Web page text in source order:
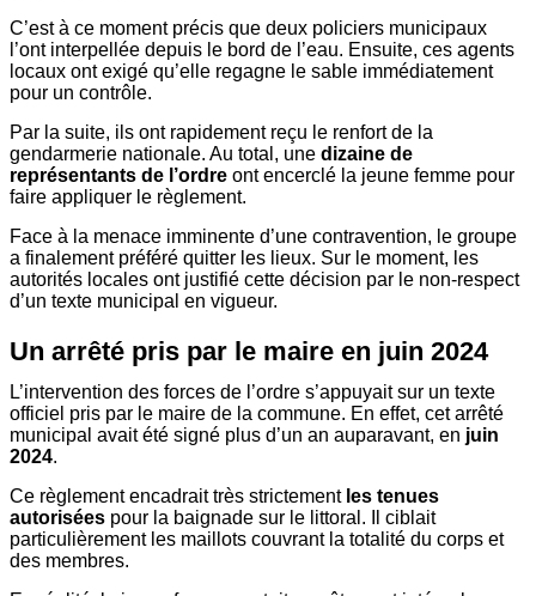
C’est à ce moment précis que deux policiers municipaux
l’ont interpellée depuis le bord de l’eau. Ensuite, ces agents
locaux ont exigé qu’elle regagne le sable immédiatement
pour un contrôle.
Par la suite, ils ont rapidement reçu le renfort de la
gendarmerie nationale. Au total, une dizaine de
représentants de l’ordre ont encerclé la jeune femme pour
faire appliquer le règlement.
Face à la menace imminente d’une contravention, le groupe
a finalement préféré quitter les lieux. Sur le moment, les
autorités locales ont justifié cette décision par le non-respect
d’un texte municipal en vigueur.
Un arrêté pris par le maire en juin 2024
L’intervention des forces de l’ordre s’appuyait sur un texte
officiel pris par le maire de la commune. En effet, cet arrêté
municipal avait été signé plus d’un an auparavant, en juin
2024.
Ce règlement encadrait très strictement les tenues
autorisées pour la baignade sur le littoral. Il ciblait
particulièrement les maillots couvrant la totalité du corps et
des membres.